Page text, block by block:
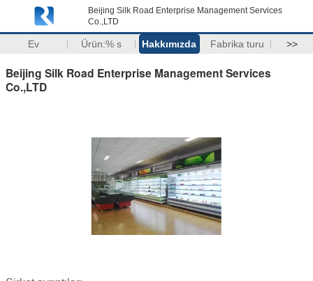
Beijing Silk Road Enterprise Management Services
Co.,LTD
Ev Ürün:% s Hakkımızda Fabrika turu >>
Beijing Silk Road Enterprise Management Services
Co.,LTD